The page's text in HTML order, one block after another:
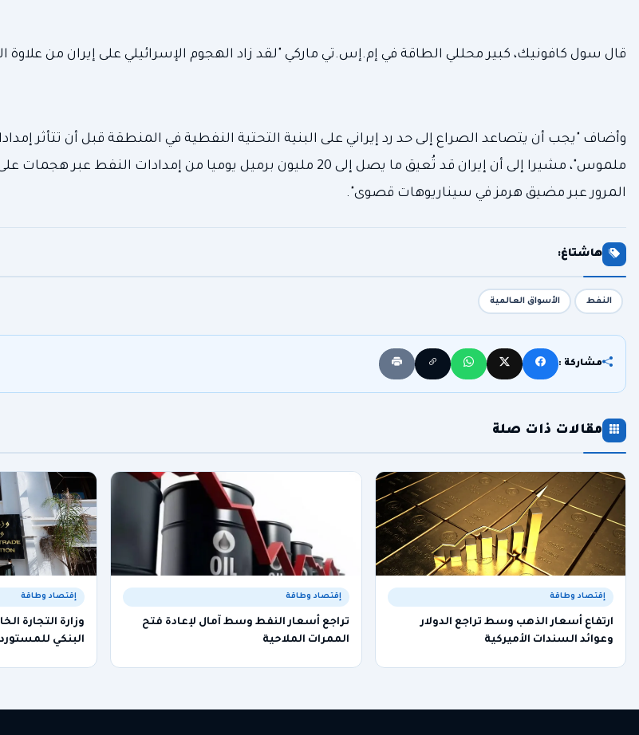
قال سول كافونيك، كبير محللي الطاقة في إم.إس.تي ماركي "لقد زاد الهجوم الإسرائيلي على إيران من علاوة
وأضاف "يجب أن يتصاعد الصراع إلى حد رد إيراني على البنية التحتية النفطية في المنطقة قبل أن تتأثر
ملموس"، مشيرا إلى أن إيران قد تُعيق ما يصل إلى 20 مليون برميل يوميا من إمدادات النفط
المرور عبر مضيق هرمز في سيناريوهات قصوى".
هاشتاغ:
النفط الأسواق العالمية
مشاركة :
مقالات ذات صلة
إقتصاد وطاقة
ارتفاع أسعار الذهب وسط تراجع الدولار
وعوائد السندات الأميركية
إقتصاد وطاقة
تراجع أسعار النفط وسط آمال لإعادة فتح
الممرات الملاحية
إقتصاد وطاقة
وزارة التجارة
البنكي